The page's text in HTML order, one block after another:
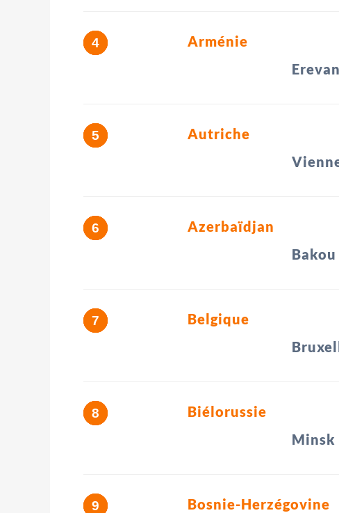
Arménie
Erevan
Autriche
Azerbaïdjan
Bakou
Belgique
Biélorussie
Minsk
Bosnie-Herzégovine